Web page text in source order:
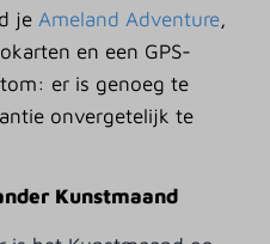
je Ameland Adventure,
en een GPS-
er is genoeg te
onvergetelijk te
Kunstmaand